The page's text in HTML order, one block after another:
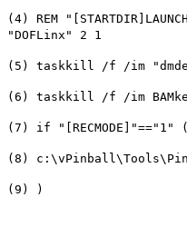
(4) REM
"DOFLinx" 2 1
(5) taskkill /f /im
(6) taskkill /f /im
(7) if "[RECMODE]"=="1" (
(8)
(9) )